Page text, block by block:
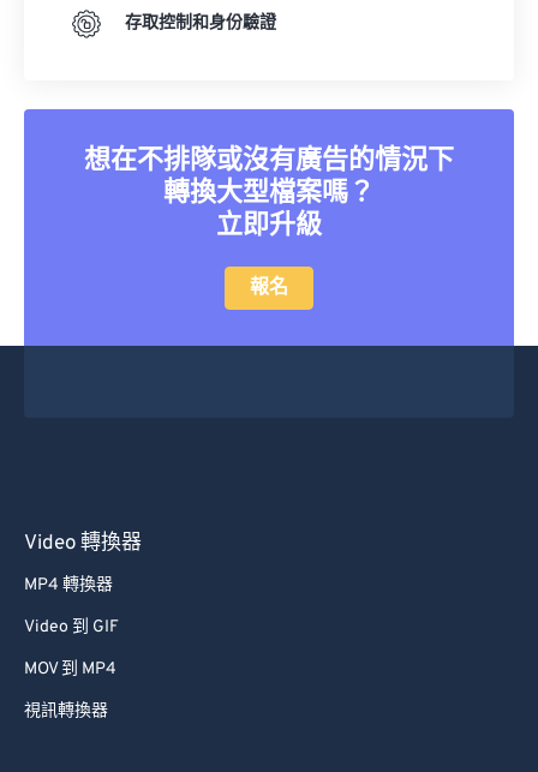
存取控制和身份驗證
想在不排隊或沒有廣告的情況下
轉換大型檔案嗎？
立即升級
報名
Video 轉換器
MP4 轉換器
Video 到 GIF
MOV 到 MP4
視訊轉換器